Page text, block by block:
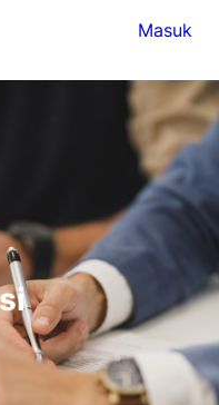
Masuk